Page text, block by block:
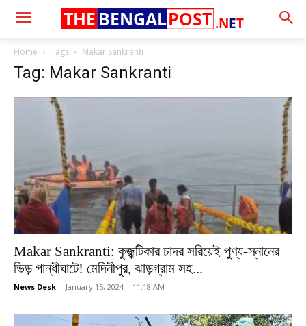
.NET
THE BENGALPOST
Home Tags Makar Sankranti
Tag: Makar Sankranti
Makar Sankranti: কুজ্ঝটিকার চাদর সরিয়েই পুণ্য-স্নানের
ভিড় গান্ধীঘাটে! মেদিনীপুর, ঝাড়গ্রাম সহ...
News Desk - January 15, 2024 | 11:18 AM